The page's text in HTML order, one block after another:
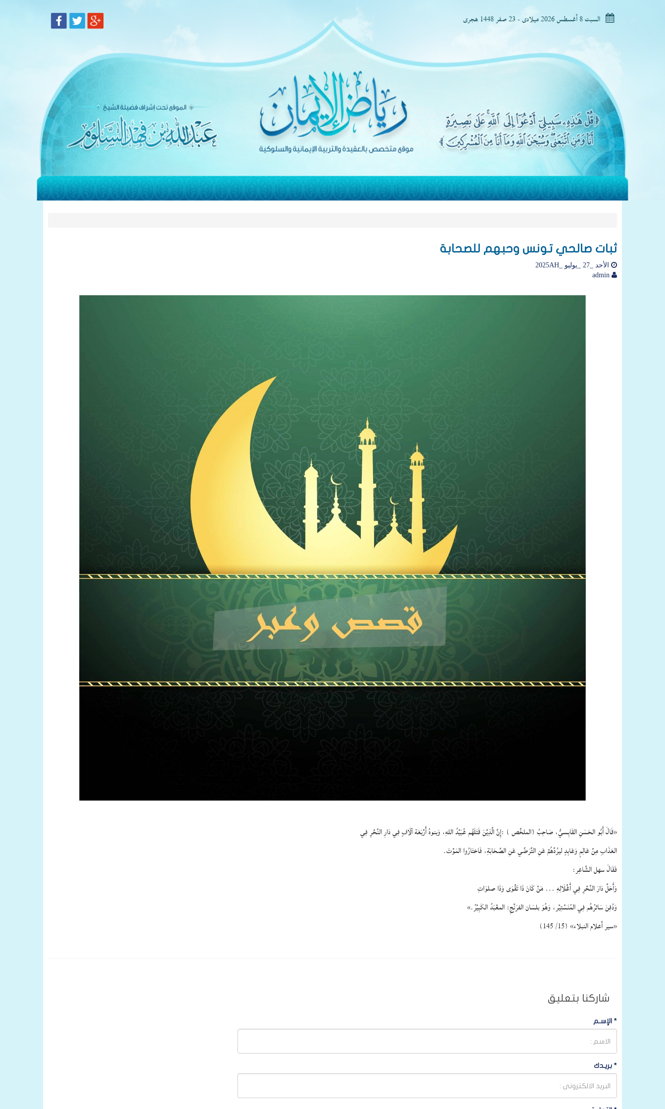
السبت 8 أغسطس 2026 ميلادى - 23 صفر 1448 هجرى
ثبات صالحي تونس وحبهم للصحابة
الأحد _27 _يوليو _2025AH
«قَالَ أَبُو الحَسَنِ القَابِسيُّ، صَاحِبُ (الملخَّص ) :إِنَّ الَّذِيْنَ قَتَلَهُم عُبَيْدُ اللهِ، وَبنوهُ أَرْبَعَة آلَافٍ فِي دَارِ النَّحْرِ فِي
العَذَابِ مِنْ عَالِمٍ وَعَابِدٍ ليرُدَّهُمْ ‌عَنِ ‌التَّرَضِّي عَنِ الصَّحَابَةِ، فَاختَارُوا المَوْتَ.
فَقَالَ سهل الشَّاعِر:
وَأَحَلَّ دَارَ النَّحْرِ فِي أَغْلَالِهِ … مَنْ كَانَ ذَا تَقْوَى وَذَا صلوَاتِ
وَدُفِنَ سَائرُهُم فِي المُنَسْتِيْر، وَهُوَ بلسَان الفرَنْجِ: المعْبَدُ الكَبِيْرُ.»
«سير أعلام النبلاء» (15/ 145)
شاركنا بتعليق
* الإسـم
* بريـدك